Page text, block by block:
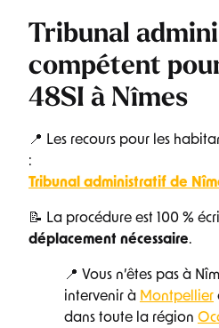
Tribunal
compétent
48SI à Nîmes
📍 Les recours pour les
:
Tribunal administratif de
📝 La procédure est 100 %
déplacement nécessaire.
📍 Vous n’êtes pas à
intervenir à Montpellier
dans toute la région